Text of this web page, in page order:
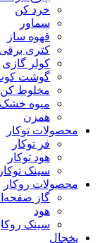
خرد کن
سماور
قهوه ساز
کتری برقی
کولر گازی
گوشت
مخلوط کن
میوه
همزن
محصولات توکار
فر توکار
هود توکار
سینک توکار
محصولات روکار
گاز
هود
سینک
یخچال